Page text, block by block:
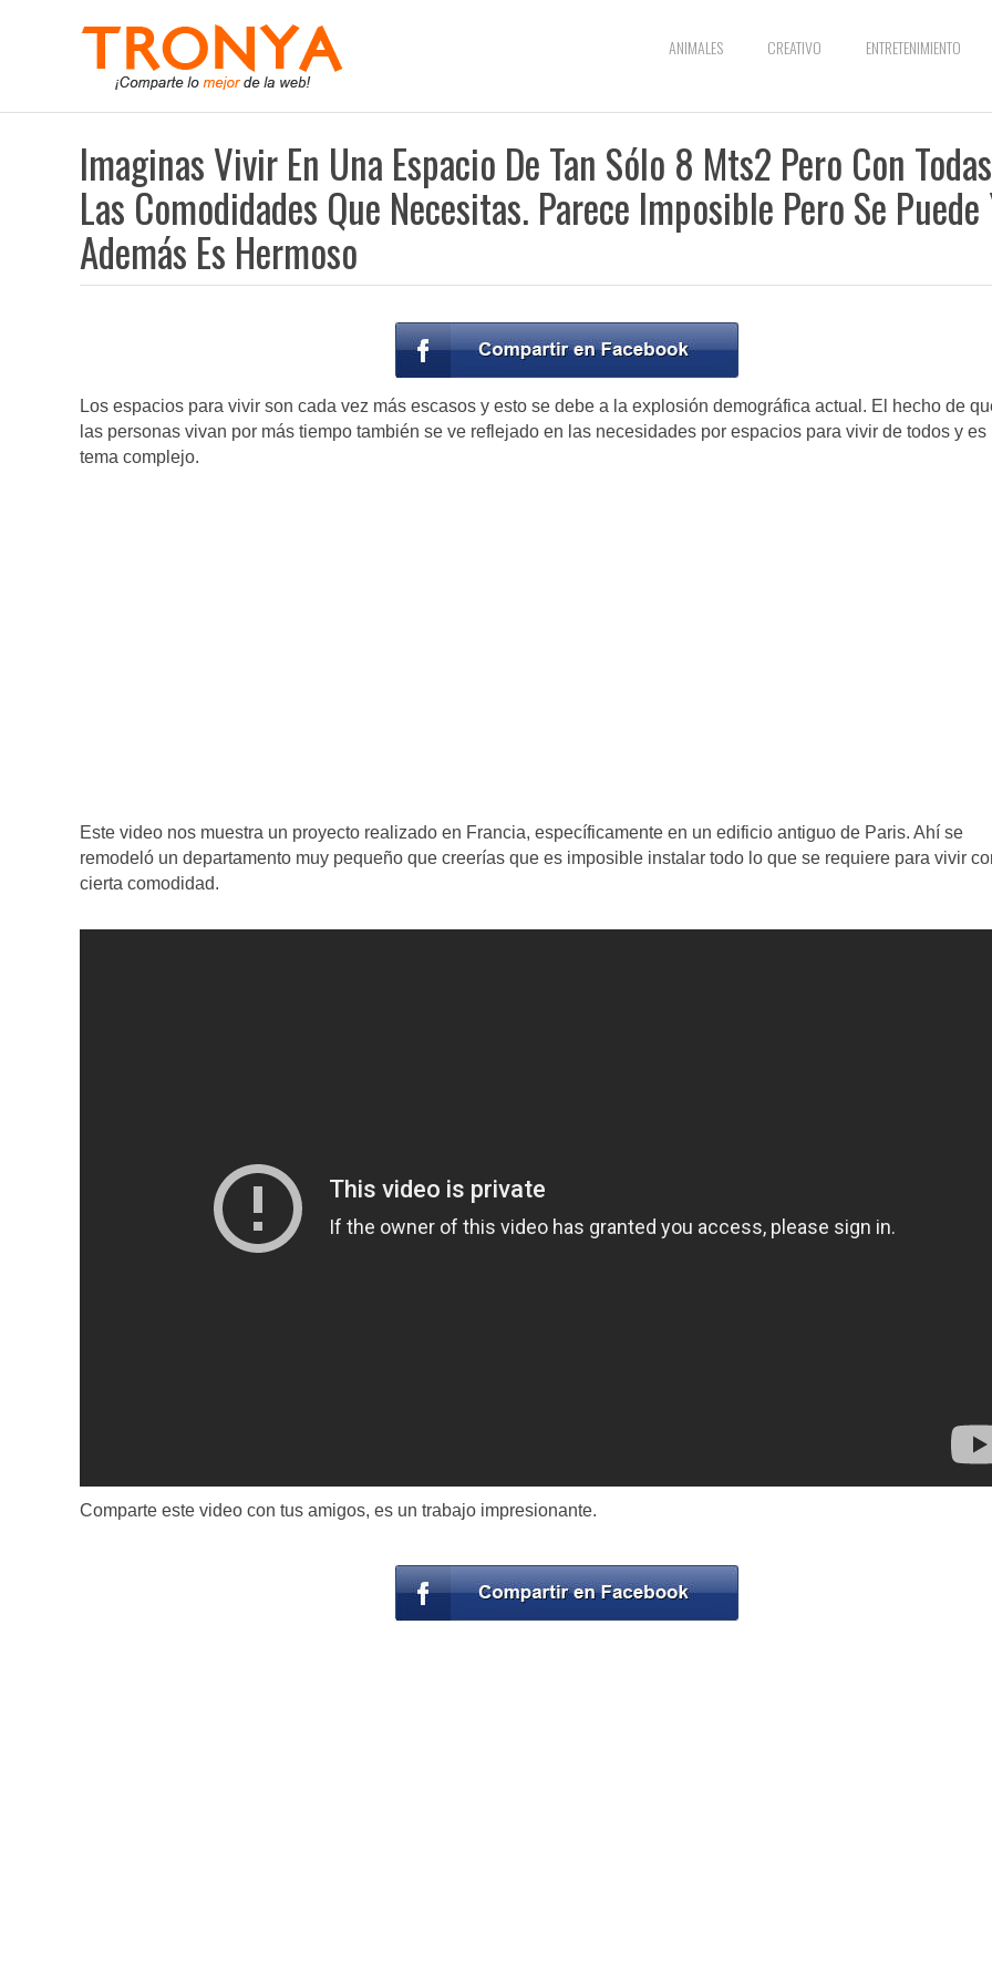
ANIMALES CREATIVO ENTRETENIMIENTO
Imaginas Vivir En Una Espacio De Tan Sólo 8 Mts2 Pero Con Todas
Las Comodidades Que Necesitas. Parece Imposible Pero Se Puede
Además Es Hermoso
Los espacios para vivir son cada vez más escasos y esto se debe a la explosión demográfica actual. El hecho de
las personas vivan por más tiempo también se ve reflejado en las necesidades por espacios para vivir de todos y es
tema complejo.
Este video nos muestra un proyecto realizado en Francia, específicamente en un edificio antiguo de Paris. Ahí se
remodeló un departamento muy pequeño que creerías que es imposible instalar todo lo que se requiere para vivir
cierta comodidad.
Comparte este video con tus amigos, es un trabajo impresionante.